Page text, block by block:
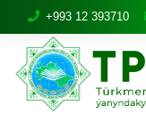
+993 12 393710